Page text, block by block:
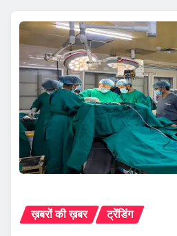
ख़बरों की ख़बर ट्रेंडिंग